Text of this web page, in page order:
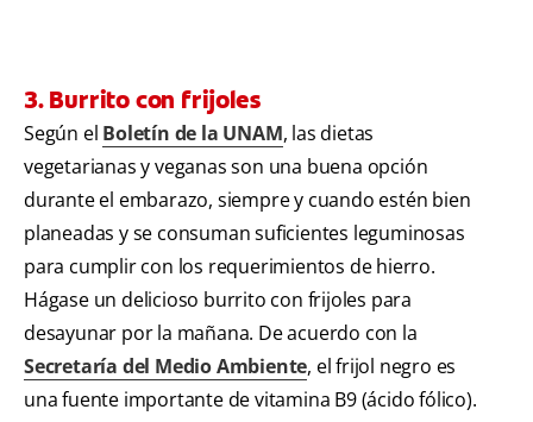
3. Burrito con frijoles
Según el Boletín de la UNAM, las dietas
vegetarianas y veganas son una buena opción
durante el embarazo, siempre y cuando estén bien
planeadas y se consuman suficientes leguminosas
para cumplir con los requerimientos de hierro.
Hágase un delicioso burrito con frijoles para
desayunar por la mañana. De acuerdo con la
Secretaría del Medio Ambiente, el frijol negro es
una fuente importante de vitamina B9 (ácido fólico).